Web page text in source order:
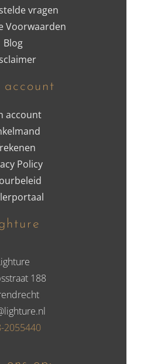
vragen
Voorwaarden
Blog
account
Policy
188
2055440